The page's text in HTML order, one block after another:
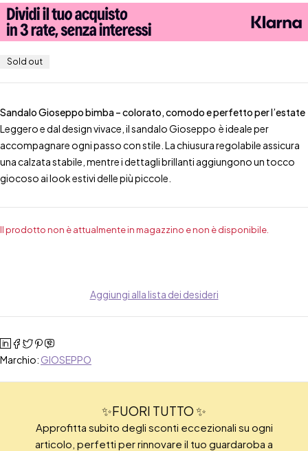
Sold out
Sandalo Gioseppo bimba – colorato, comodo e perfetto per l’estate
Leggero e dal design vivace, il sandalo Gioseppo è ideale per
accompagnare ogni passo con stile. La chiusura regolabile assicura
una calzata stabile, mentre i dettagli brillanti aggiungono un tocco
giocoso ai look estivi delle più piccole.
Il prodotto non è attualmente in magazzino e non è disponibile.
Aggiungi alla lista dei desideri
Marchio: GIOSEPPO
✨FUORI TUTTO ✨
Approfitta subito degli sconti eccezionali su ogni
articolo, perfetti per rinnovare il tuo guardaroba a